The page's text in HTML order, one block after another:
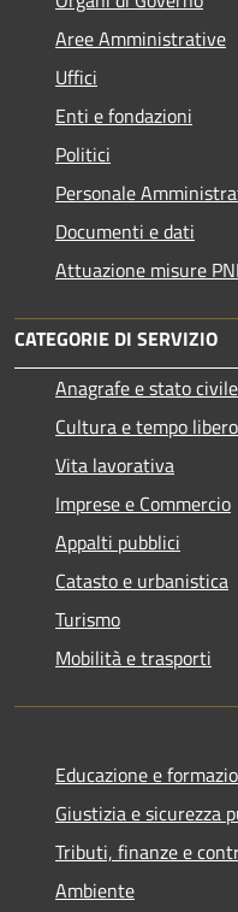
Aree Amministrative
Uffici
Enti e fondazioni
Politici
Personale
Documenti e dati
Attuazione misure
CATEGORIE DI SERVIZIO
Anagrafe e stato civile
Cultura e tempo libero
Vita lavorativa
Imprese e Commercio
Appalti pubblici
Catasto e urbanistica
Turismo
Mobilità e trasporti
Educazione e
Giustizia e sicurezza
Tributi, finanze e
Ambiente